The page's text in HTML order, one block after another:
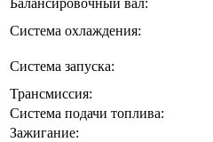
Балансировочный вал:
Система охлаждения:
Система запуска:
Трансмиссия:
Система подачи топлива:
Зажигание: